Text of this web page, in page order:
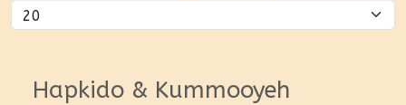
Anzeige #
Hapkido & Kummooyeh